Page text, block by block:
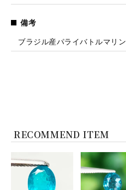
備考
ブラジル産パライバトルマリン
RECOMMEND ITEM